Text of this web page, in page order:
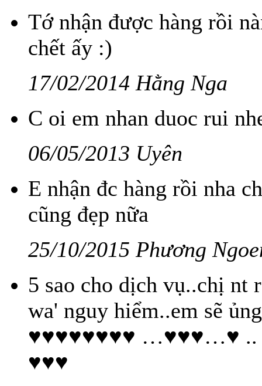
Tớ nhận được hàng rồi
chết ấy :)
17/02/2014 Hằng Nga
C oi em nhan duoc rui
06/05/2013 Uyên
E nhận đc hàng rồi nha
cũng đẹp nữa
25/10/2015 Phương
5 sao cho dịch vụ..chị nt
wa' nguy hiểm..em sẽ
♥♥♥♥♥♥♥♥
♥♥♥